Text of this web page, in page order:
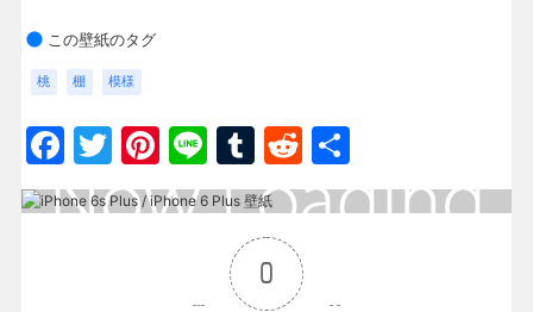
この壁紙のタグ
桃 棚 模様
Facebook
Twitter
Pinterest
LineTumblr
Reddit
有
0